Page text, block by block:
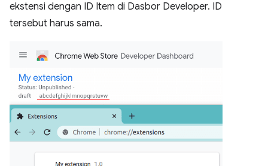
ekstensi dengan ID Item di Dasbor Developer. ID
tersebut harus sama.